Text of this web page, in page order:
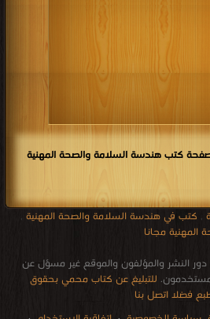
كتب هندسة السلامة والصحة المهنية
, كتب في هندسة السلامة والصحة المهنية ,
مجانا
النشر والمؤلفون والموقع غير مسؤل عن
للتبليغ عن كتاب محمي بحقوق
فضلا اتصل بنا